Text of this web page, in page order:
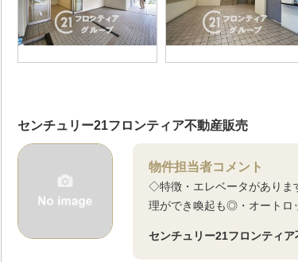
センチュリー21フロンティア不動産販売
物件担当者コメント
◇特徴・エレベータがありま
理ができ喚起も◎・オートロ
センチュリー21フロンティ